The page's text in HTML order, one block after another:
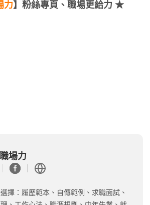
力】粉絲專頁、職場更給力 ★
場力
擇：履歷範本、自傳範例、求職面試、